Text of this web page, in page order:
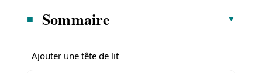
Sommaire
Ajouter une tête de lit